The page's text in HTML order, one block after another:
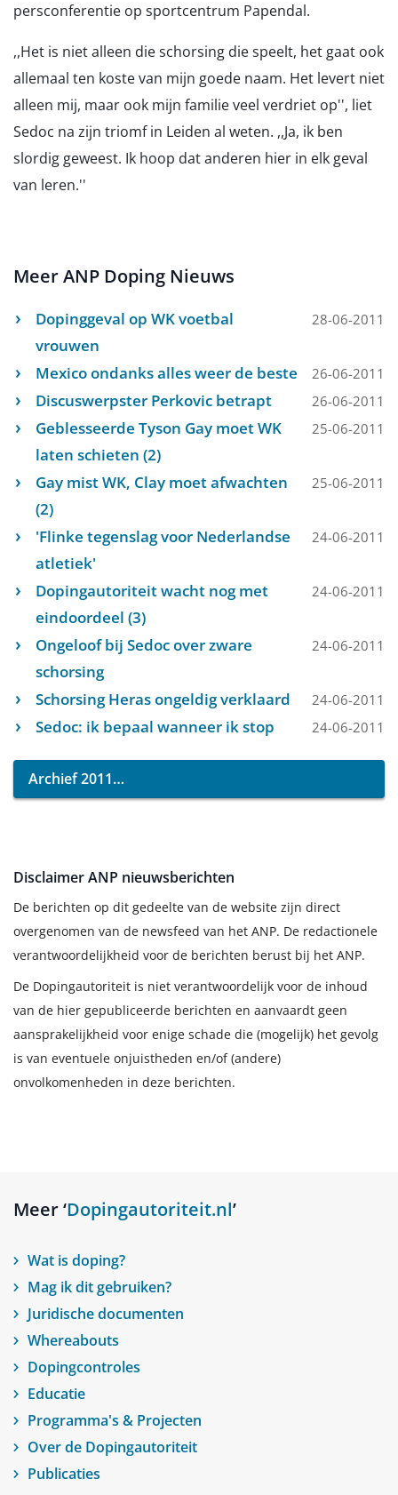
persconferentie op sportcentrum Papendal.
,,Het is niet alleen die schorsing die speelt, het gaat ook
allemaal ten koste van mijn goede naam. Het levert niet
alleen mij, maar ook mijn familie veel verdriet op'', liet
Sedoc na zijn triomf in Leiden al weten. ,,Ja, ik ben
slordig geweest. Ik hoop dat anderen hier in elk geval
van leren.''
Meer ANP Doping Nieuws
Dopinggeval op WK voetbal
vrouwen
28-06-2011
Mexico ondanks alles weer de beste 26-06-2011
Discuswerpster Perkovic betrapt 26-06-2011
Geblesseerde Tyson Gay moet WK
laten schieten (2)
25-06-2011
Gay mist WK, Clay moet afwachten
(2)
25-06-2011
'Flinke tegenslag voor Nederlandse
atletiek'
24-06-2011
Dopingautoriteit wacht nog met
eindoordeel (3)
24-06-2011
Ongeloof bij Sedoc over zware
schorsing
24-06-2011
Schorsing Heras ongeldig verklaard 24-06-2011
Sedoc: ik bepaal wanneer ik stop 24-06-2011
Archief 2011
Disclaimer ANP nieuwsberichten
De berichten op dit gedeelte van de website zijn direct
overgenomen van de newsfeed van het ANP. De redactionele
verantwoordelijkheid voor de berichten berust bij het ANP.
De Dopingautoriteit is niet verantwoordelijk voor de inhoud
van de hier gepubliceerde berichten en aanvaardt geen
aansprakelijkheid voor enige schade die (mogelijk) het gevolg
is van eventuele onjuistheden en/of (andere)
onvolkomenheden in deze berichten.
Meer ‘Dopingautoriteit.nl’
Wat is doping?
Mag ik dit gebruiken?
Juridische documenten
Whereabouts
Dopingcontroles
Educatie
Programma's & Projecten
Over de Dopingautoriteit
Publicaties